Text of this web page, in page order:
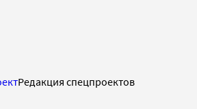
Редакция спецпроектов